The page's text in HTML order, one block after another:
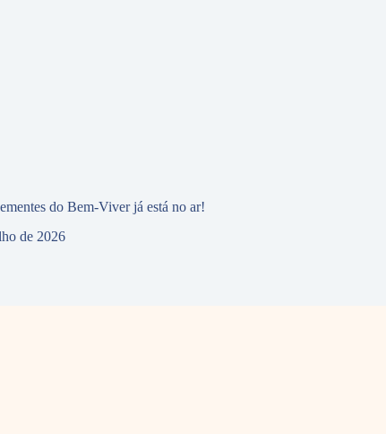
do Bem-Viver já está no ar!
de 2026